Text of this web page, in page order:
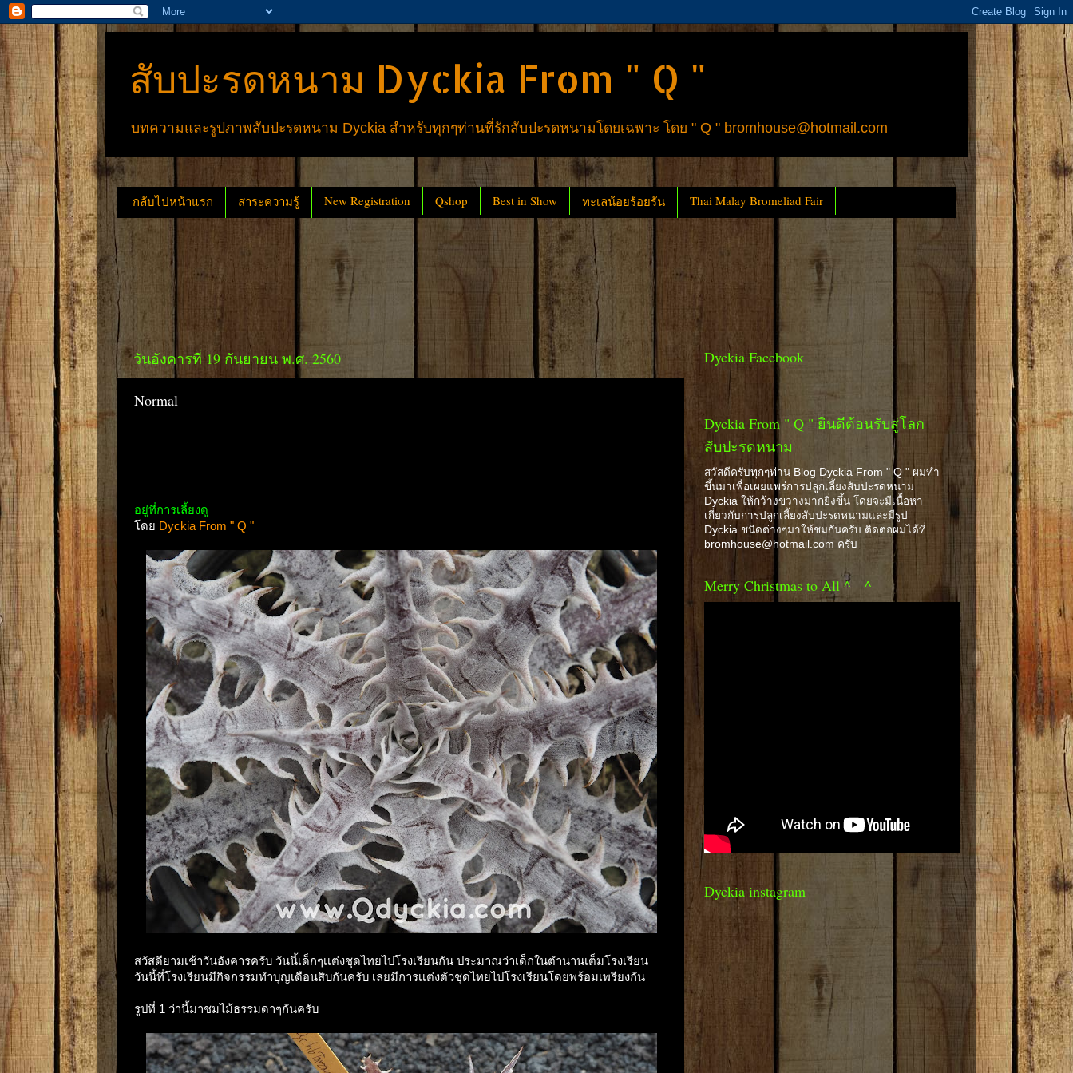
สับปะรดหนาม Dyckia From " Q "
บทความและรูปภาพสับปะรดหนาม Dyckia สำหรับทุกๆท่านที่รักสับปะรดหนามโดยเฉพาะ โดย " Q " bromhouse@hotmail.com
กลับไปหน้าแรก สาระความรู้ New Registration Qshop Best in Show ทะเลน้อยร้อยรัน Thai Malay Bromeliad Fair
วันอังคารที่ 19 กันยายน พ.ศ. 2560
Normal
อยู่ที่การเลี้ยงดู
โดย Dyckia From " Q "
สวัสดียามเช้าวันอังคารครับ วันนี้เด็กๆเเต่งชุดไทยไปโรงเรียนกัน ประมาณว่าเด็กในตำนานเต็มโรงเรียน
วันนี้ที่โรงเรียนมีกิจกรรมทำบุญเดือนสิบกันครับ เลยมีการเเต่งตัวชุดไทยไปโรงเรียนโดยพร้อมเพรียงกัน
รูปที่ 1 ว่านี้มาชมไม้ธรรมดาๆกันครับ
Dyckia Facebook
Dyckia From " Q " ยินดีต้อนรับสู่โลก
สับปะรดหนาม
สวัสดีครับทุกๆท่าน Blog Dyckia From " Q " ผมทำ
ขึ้นมาเพื่อเผยแพร่การปลูกเลี้ยงสับปะรดหนาม
Dyckia ให้กว้างขวางมากยิ่งขึ้น โดยจะมีเนื้อหา
เกี่ยวกับการปลูกเลี้ยงสับปะรดหนามและมีรูป
Dyckia ชนิดต่างๆมาให้ชมกันครับ ติดต่อผมได้ที่
bromhouse@hotmail.com ครับ
Merry Christmas to All ^__^
Dyckia instagram